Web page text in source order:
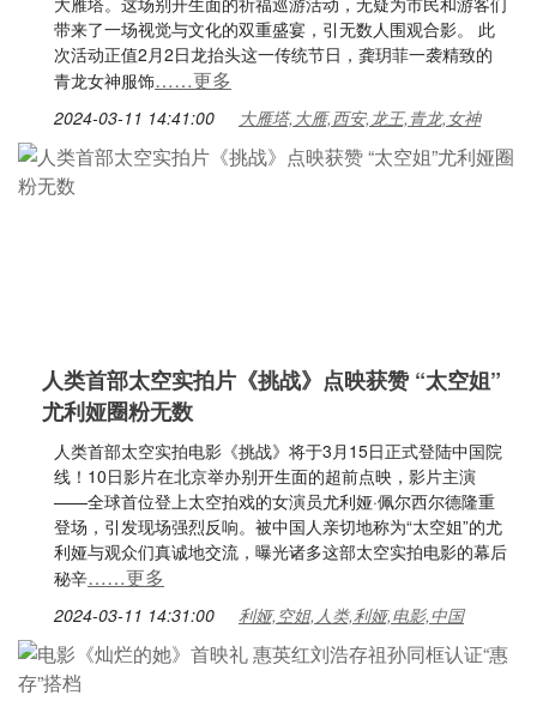
带来了一场视觉与文化的双重盛宴，引无数人围观合影。 此
次活动正值2月2日龙抬头这一传统节日，龚玥菲一袭精致的
青龙女神服饰……更多
2024-03-11 14:41:00 大雁塔,大雁,西安,龙王,青龙,女神
人类首部太空实拍片《挑战》点映获赞 “太空姐”
尤利娅圈粉无数
人类首部太空实拍电影《挑战》将于3月15日正式登陆中国院
线！10日影片在北京举办别开生面的超前点映，影片主演
——全球首位登上太空拍戏的女演员尤利娅·佩尔西尔德隆重
登场，引发现场强烈反响。被中国人亲切地称为“太空姐”的尤
利娅与观众们真诚地交流，曝光诸多这部太空实拍电影的幕后
秘辛……更多
2024-03-11 14:31:00 利娅,空姐,人类,利娅,电影,中国